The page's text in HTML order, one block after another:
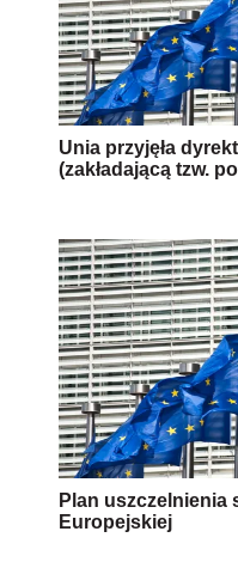
Unia przyjęła
(zakładającą tzw.
Plan uszczelnienia
Europejskiej